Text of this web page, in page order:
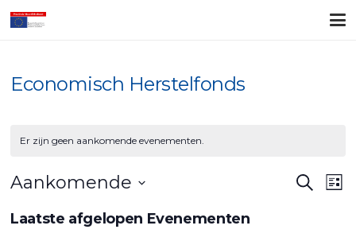
Economisch Herstelfonds
Er zijn geen aankomende evenementen.
Zoeken
Lijst
Aankomende
een
Laatste afgelopen Evenementen